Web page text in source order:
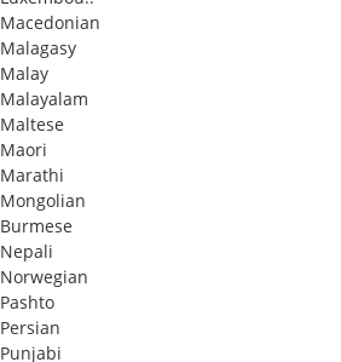
Macedonian
Malagasy
Malay
Malayalam
Maltese
Maori
Marathi
Mongolian
Burmese
Nepali
Norwegian
Pashto
Persian
Punjabi